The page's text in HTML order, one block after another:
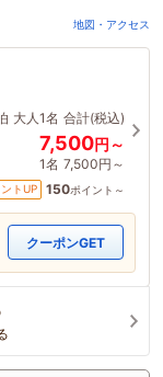
地図・アクセス
大人1名 合計(税込)
7,500円～
1名 7,500円～
トUP 150ポイント～
クーポンGET